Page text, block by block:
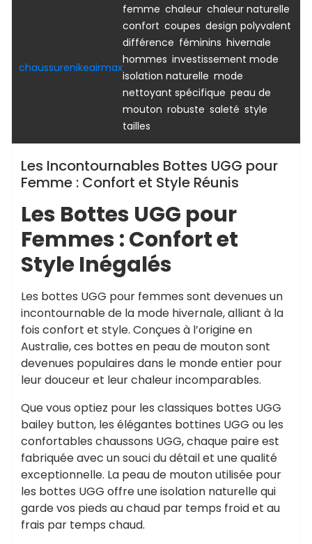
chaussurenikeairmax
femme chaleur chaleur naturelle
confort coupes design polyvalent
différence féminins hivernale
hommes investissement mode
isolation naturelle mode
nettoyant spécifique peau de
mouton robuste saleté style
tailles
Les Incontournables Bottes UGG pour
Femme : Confort et Style Réunis
Les Bottes UGG pour
Femmes : Confort et
Style Inégalés
Les bottes UGG pour femmes sont devenues un
incontournable de la mode hivernale, alliant à la
fois confort et style. Conçues à l’origine en
Australie, ces bottes en peau de mouton sont
devenues populaires dans le monde entier pour
leur douceur et leur chaleur incomparables.
Que vous optiez pour les classiques bottes UGG
bailey button, les élégantes bottines UGG ou les
confortables chaussons UGG, chaque paire est
fabriquée avec un souci du détail et une qualité
exceptionnelle. La peau de mouton utilisée pour
les bottes UGG offre une isolation naturelle qui
garde vos pieds au chaud par temps froid et au
frais par temps chaud.